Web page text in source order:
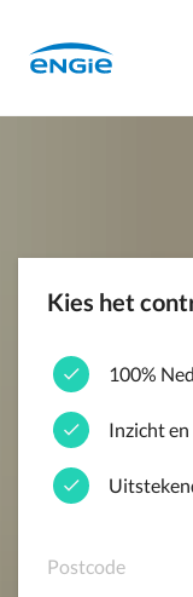
mainZoeken
de
Kies het
100%
Inzicht